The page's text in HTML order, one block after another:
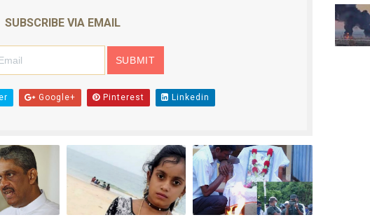
SUBSCRIBE VIA EMAIL
Google+ Pinterest Linkedin